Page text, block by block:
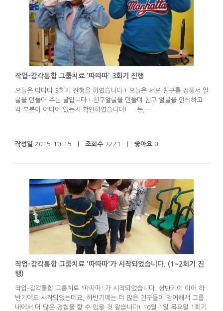
작업-감각통합 그룹치료 '따따따' 3회기 진행
오늘은 따따따 3회기 진행을 하였습니다 ! 오늘은 서로 친구를 정해서 얼
굴을 만들어 주는 날입니다 ! 친구얼굴을 만들며 친구 얼굴을 인식하고
각 부분이 어디에 있는지 확인하였습니다! 눈,…
작성일 2015-10-15 | 조회수7221 | 좋아요0
작업-감각통합 그룹치료 '따따따'가 시작되었습니다. (1~2회기 진
행)
작업-감각통합 그룹치료 '따따따' 가 시작되었습니다. 상반기에 이어 하
반기에도 시작되었는데요, 하반기에는 더 많은 친구들이 참여해서 그룹
내에서 더 많은 경험을 할 수 있을 것 같습니다! 10월 1일 목요일 1회기